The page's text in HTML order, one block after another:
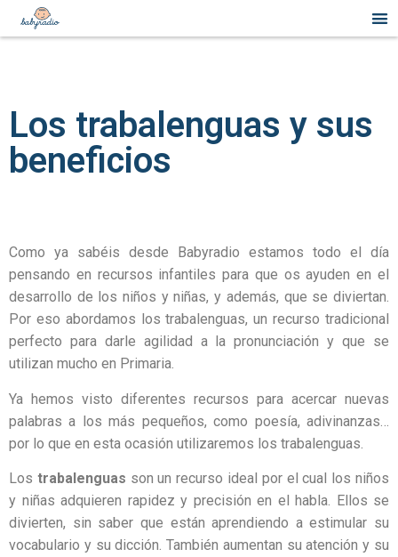
Los trabalenguas y sus
beneficios
Como ya sabéis desde Babyradio estamos todo el día
pensando en recursos infantiles para que os ayuden en el
desarrollo de los niños y niñas, y además, que se diviertan.
Por eso abordamos los trabalenguas, un recurso tradicional
perfecto para darle agilidad a la pronunciación y que se
utilizan mucho en Primaria.
Ya hemos visto diferentes recursos para acercar nuevas
palabras a los más pequeños, como poesía, adivinanzas…
por lo que en esta ocasión utilizaremos los trabalenguas.
Los trabalenguas son un recurso ideal por el cual los niños
y niñas adquieren rapidez y precisión en el habla. Ellos se
divierten, sin saber que están aprendiendo a estimular su
vocabulario y su dicción. También aumentan su atención y su